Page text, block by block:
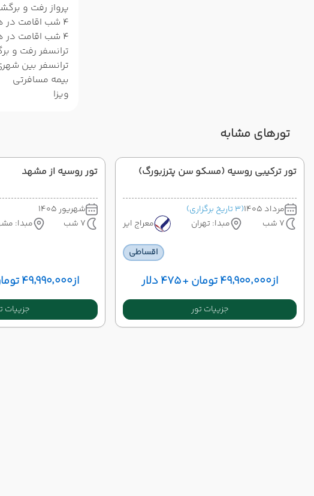
پرواز رفت و
4 شب اقامت در هتل با صبحانه در مسکو
4 شب اقامت در هتل با صبحانه در سنت پترزبورگ
ترانسفر رفت و
ترانسفر بین
بیمه مسافرتی
ویزا
تورهای مشابه
تور ترکیبی روسیه (مسکو سن پترزبورگ)
مرداد 1405
(3 تاریخ برگزاری)
7 شب
مبدا: تهران معراج ایر
اقساطی
از۴۹٬۹۰۰٬۰۰۰ تومان + ۴۷۵ دلار
جزییات تور
تور روسیه از مشهد
شهریور 1405
7 شب
مبدا:
از۴۹٬۹۹۰٬۰۰۰ تومان + ۳۰۰ دلار
جزییات